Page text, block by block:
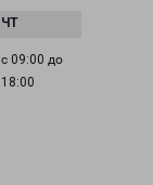
с 09:00 до
18:00